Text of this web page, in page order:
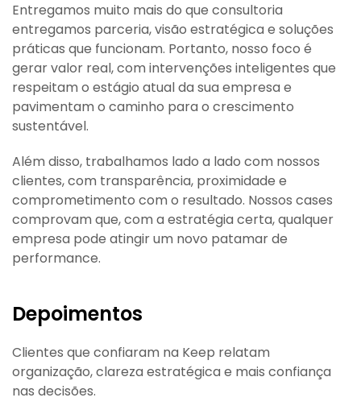
Entregamos muito mais do que consultoria
entregamos parceria, visão estratégica e soluções
práticas que funcionam. Portanto, nosso foco é
gerar valor real, com intervenções inteligentes que
respeitam o estágio atual da sua empresa e
pavimentam o caminho para o crescimento
sustentável.
Além disso, trabalhamos lado a lado com nossos
clientes, com transparência, proximidade e
comprometimento com o resultado. Nossos cases
comprovam que, com a estratégia certa, qualquer
empresa pode atingir um novo patamar de
performance.
Depoimentos
Clientes que confiaram na Keep relatam
organização, clareza estratégica e mais confiança
nas decisões.